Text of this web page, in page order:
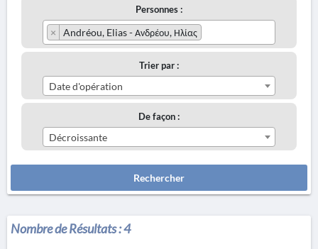
Personnes :
× Andréou, Elias - Ανδρέου, Ηλίας
Trier par :
Date d'opération
De façon :
Décroissante
Rechercher
Nombre de Résultats :4